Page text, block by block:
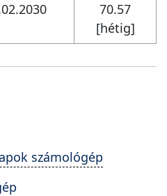
70.57
[hétig]
számológép